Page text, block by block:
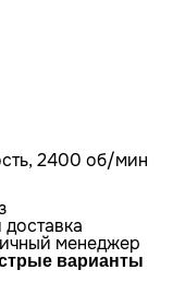
2400 об/мин
менеджер
варианты